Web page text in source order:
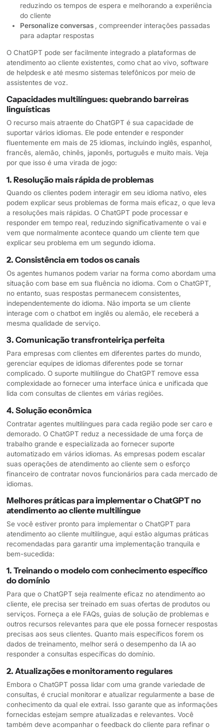
reduzindo os tempos de espera e melhorando a experiência
do cliente
Personalize conversas
, compreender interações passadas
para adaptar respostas
O ChatGPT pode ser facilmente integrado a plataformas de
atendimento ao cliente existentes, como chat ao vivo, software
de helpdesk e até mesmo sistemas telefônicos por meio de
assistentes de voz.
Capacidades multilíngues: quebrando barreiras
linguísticas
O recurso mais atraente do ChatGPT é sua capacidade de
suportar vários idiomas. Ele pode entender e responder
fluentemente em mais de 25 idiomas, incluindo inglês, espanhol,
francês, alemão, chinês, japonês, português e muito mais. Veja
por que isso é uma virada de jogo:
1. Resolução mais rápida de problemas
Quando os clientes podem interagir em seu idioma nativo, eles
podem explicar seus problemas de forma mais eficaz, o que leva
a resoluções mais rápidas. O ChatGPT pode processar e
responder em tempo real, reduzindo significativamente o vai e
vem que normalmente acontece quando um cliente tem que
explicar seu problema em um segundo idioma.
2. Consistência em todos os canais
Os agentes humanos podem variar na forma como abordam uma
situação com base em sua fluência no idioma. Com o ChatGPT,
no entanto, suas respostas permanecem consistentes,
independentemente do idioma. Não importa se um cliente
interage com o chatbot em inglês ou alemão, ele receberá a
mesma qualidade de serviço.
3. Comunicação transfronteiriça perfeita
Para empresas com clientes em diferentes partes do mundo,
gerenciar equipes de idiomas diferentes pode se tornar
complicado. O suporte multilíngue do ChatGPT remove essa
complexidade ao fornecer uma interface única e unificada que
lida com consultas de clientes em várias regiões.
4. Solução econômica
Contratar agentes multilíngues para cada região pode ser caro e
demorado. O ChatGPT reduz a necessidade de uma força de
trabalho grande e especializada ao fornecer suporte
automatizado em vários idiomas. As empresas podem escalar
suas operações de atendimento ao cliente sem o esforço
financeiro de contratar novos funcionários para cada mercado de
idiomas.
Melhores práticas para implementar o ChatGPT no
atendimento ao cliente multilíngue
Se você estiver pronto para implementar o ChatGPT para
atendimento ao cliente multilíngue, aqui estão algumas práticas
recomendadas para garantir uma implementação tranquila e
bem-sucedida:
1. Treinando o modelo com conhecimento específico
do domínio
Para que o ChatGPT seja realmente eficaz no atendimento ao
cliente, ele precisa ser treinado em suas ofertas de produtos ou
serviços. Forneça a ele FAQs, guias de solução de problemas e
outros recursos relevantes para que ele possa fornecer respostas
precisas aos seus clientes. Quanto mais específicos forem os
dados de treinamento, melhor será o desempenho da IA ao
responder a consultas específicas do domínio.
2. Atualizações e monitoramento regulares
Embora o ChatGPT possa lidar com uma grande variedade de
consultas, é crucial monitorar e atualizar regularmente a base de
conhecimento da qual ele extrai. Isso garante que as informações
fornecidas estejam sempre atualizadas e relevantes. Você
também deve acompanhar o feedback do cliente para refinar o